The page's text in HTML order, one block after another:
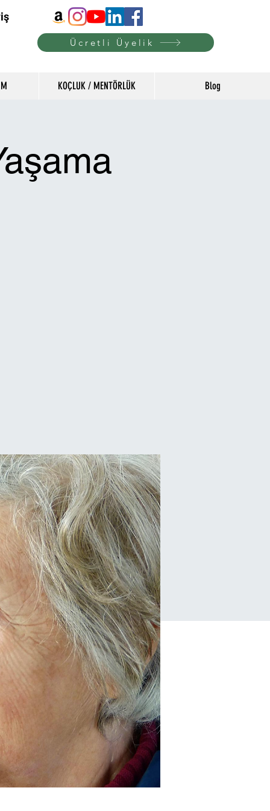
Ücretli Üyelik
KOÇLUK / MENTÖRLÜK Blog